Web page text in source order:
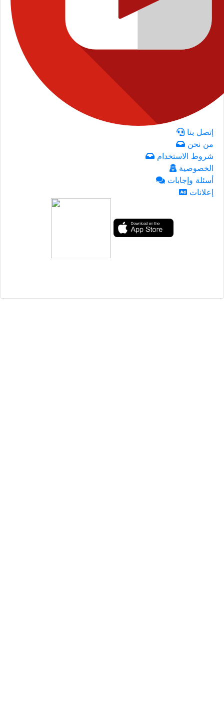
إتصل بنا
من نحن
شروط الاستخدام
الخصوصية
أسئلة وإجابات
إعلانات